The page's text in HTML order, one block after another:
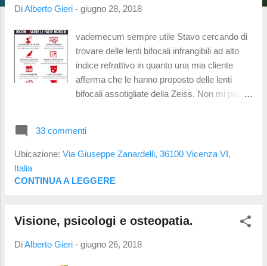
DiAlberto Gieri - giugno 28, 2018
vademecum sempre utile Stavo cercando di
trovare delle lenti bifocali infrangibili ad alto
indice refrattivo in quanto una mia cliente
afferma che le hanno proposto delle lenti
bifocali assotigliate della Zeiss. Non mi pare
sono imbattuto in questo post : si tratta di un
gruppo del quale preferirei non fare il nome
ritengo inesatte o fuorvianti, usando il colore
per il fatto che appaio tra le fonti ispirative
generate in buona fede , per cercare di
33 commenti
Ubicazione: Via Giuseppe Zanardelli, 36100 Vicenza VI,
Italia
CONTINUA A LEGGERE
Visione, psicologi e osteopatia.
DiAlberto Gieri - giugno 26, 2018